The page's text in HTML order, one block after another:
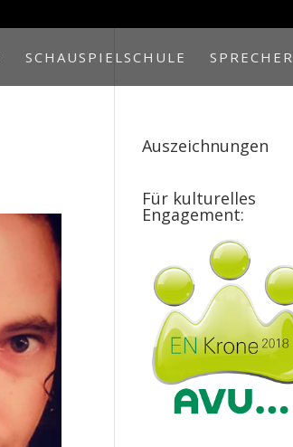
SCHAUSPIELSCHULE SPRECHER
Auszeichnungen
Für kulturelles
Engagement: